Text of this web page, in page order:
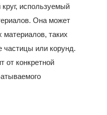
используемый
Она может
таких
частицы или корунд.
от конкретной